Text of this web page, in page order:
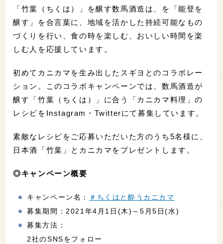
「竹葉（ちくは）」を醸す数馬酒造は、を「能登を
醸す」を合言葉に、地域を活かした持続可能なもの
づくりを行い、食の時を楽しむ、おいしい時間を楽
しむ人を応援しています。
初めてカニカマを生み出したスギヨとのコラボレー
ション。このコラボキャンペーンでは、数馬酒造が
醸す「竹葉（ちくは）」に合う「カニカマ料理」の
レシピをInstagram・Twitterにて募集しています。
素敵なレシピをご応募いただいた方のうち5名様に、
日本酒「竹葉」とカニカマをプレゼントします。
◎キャンペーン概要
キャンペーン名：
＃ちくはと酔うカニカマ
募集期間：2021年4月1日(木)～5月5日(水)
募集方法：
2社のSNSをフォロー